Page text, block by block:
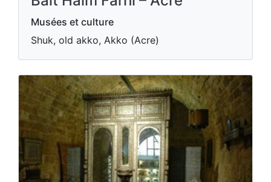
Musées et culture
Shuk, old akko, Akko (Acre)